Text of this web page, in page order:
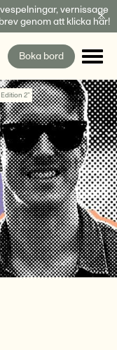
vernissage
genom att klicka här!
Boka bord
2”